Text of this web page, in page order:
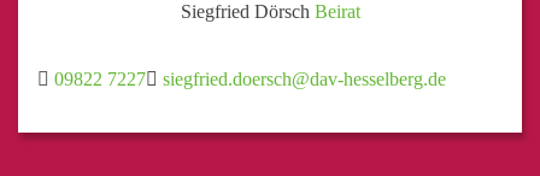
Siegfried Dörsch Beirat
09822 7227 siegfried.doersch@dav-hesselberg.de